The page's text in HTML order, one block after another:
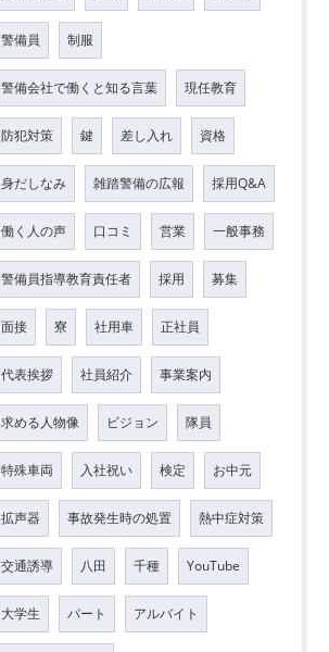
警備員 制服
警備会社で働くと知る言葉 現任教育
防犯対策 鍵 差し入れ 資格
身だしなみ 雑踏警備の広報 採用Q&A
働く人の声 口コミ 営業 一般事務
警備員指導教育責任者 採用 募集
面接 寮 社用車 正社員
代表挨拶 社員紹介 事業案内
求める人物像 ビジョン 隊員
特殊車両 入社祝い 検定 お中元
拡声器 事故発生時の処置 熱中症対策
交通誘導 八田 千種 YouTube
大学生 パート アルバイト